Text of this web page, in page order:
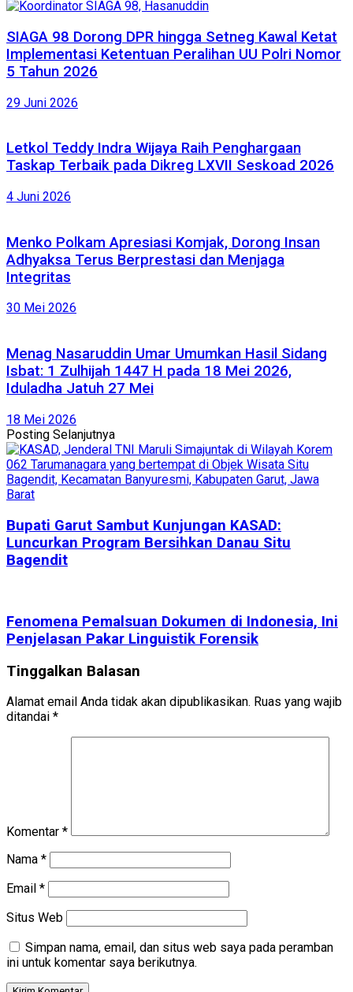
SIAGA 98 Dorong DPR hingga Setneg Kawal Ketat
Implementasi Ketentuan Peralihan UU Polri Nomor
5 Tahun 2026
29 Juni 2026
Letkol Teddy Indra Wijaya Raih Penghargaan
Taskap Terbaik pada Dikreg LXVII Seskoad 2026
4 Juni 2026
Menko Polkam Apresiasi Komjak, Dorong Insan
Adhyaksa Terus Berprestasi dan Menjaga
Integritas
30 Mei 2026
Menag Nasaruddin Umar Umumkan Hasil Sidang
Isbat: 1 Zulhijah 1447 H pada 18 Mei 2026,
Iduladha Jatuh 27 Mei
18 Mei 2026
Posting Selanjutnya
Bupati Garut Sambut Kunjungan KASAD:
Luncurkan Program Bersihkan Danau Situ
Bagendit
Fenomena Pemalsuan Dokumen di Indonesia, Ini
Penjelasan Pakar Linguistik Forensik
Tinggalkan Balasan
Alamat email Anda tidak akan dipublikasikan. Ruas yang wajib
ditandai *
Komentar *
Nama *
Email *
Situs Web
Simpan nama, email, dan situs web saya pada peramban
ini untuk komentar saya berikutnya.